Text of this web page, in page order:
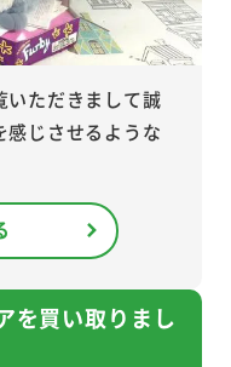
いただきまして誠
感じさせるような
を買い取りまし